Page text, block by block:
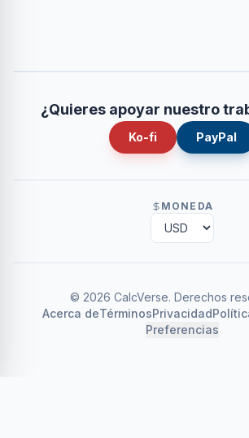
¿Quieres apoyar nuestro
Ko-fi PayPal
MONEDA
© 2026 CalcVerse. Derechos
Acerca deTérminosPrivacidad
Preferencias